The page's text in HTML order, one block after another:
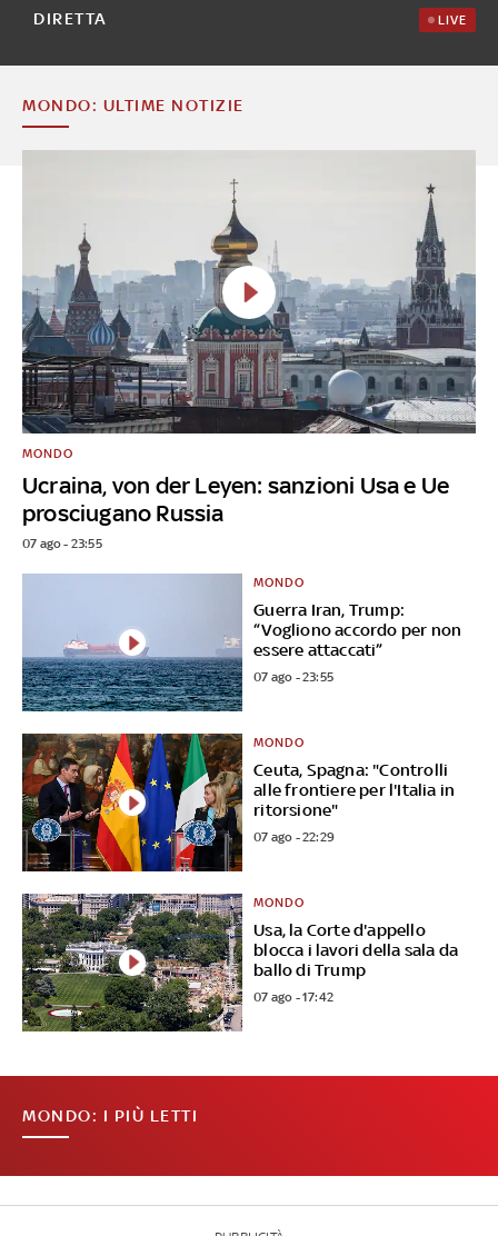
DIRETTA LIVE
MONDO: ULTIME NOTIZIE
Ucraina, von der Leyen: sanzioni Usa e Ue
prosciugano Russia
MONDO
07 ago - 23:55
Guerra Iran, Trump:
“Vogliono accordo per non
essere attaccati”
MONDO
07 ago - 23:55
Ceuta, Spagna: "Controlli
alle frontiere per l'Italia in
ritorsione"
MONDO
07 ago - 22:29
Usa, la Corte d'appello
blocca i lavori della sala da
ballo di Trump
MONDO
07 ago - 17:42
MONDO: I PIÙ LETTI